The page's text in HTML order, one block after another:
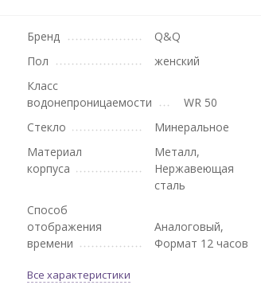
Бренд
Q&Q
Пол
женский
Класс
водонепроницаемости
WR 50
Стекло
Минеральное
Материал
корпуса
Металл,
Нержавеющая
сталь
Способ
отображения
времени
Аналоговый,
Формат 12 часов
Все характеристики